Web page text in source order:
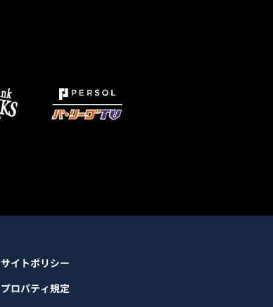
サイトポリシー
プロパティ規定